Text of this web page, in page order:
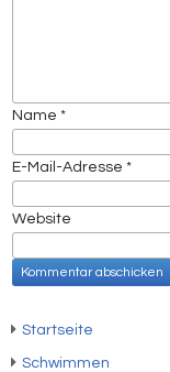
Name *
E-Mail-Adresse *
Website
Startseite
Schwimmen